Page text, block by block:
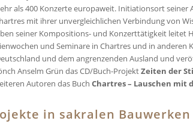
als 400 Konzerte europaweit. Initiationsort seiner
mit ihrer unvergleichlichen Verbindung von
seiner Kompositions- und Konzerttätigkeit leitet
und Seminare in Chartres und in anderen
und dem angrenzenden Ausland und
Anselm Grün das CD/Buch-ProjektZeiten der
Autoren das Buch Chartres – Lauschen mit
in sakralen Bauwerken